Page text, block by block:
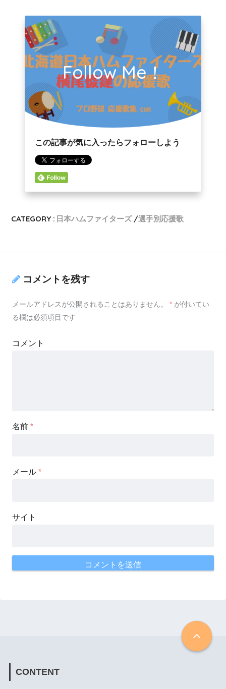
Follow Me！
この記事が気に入ったらフォローしよう
CATEGORY : 日本ハムファイターズ 選手別応援歌
コメントを残す
メールアドレスが公開されることはありません。 * が付いてい
る欄は必須項目です
コメント
名前 *
メール *
サイト
CONTENT